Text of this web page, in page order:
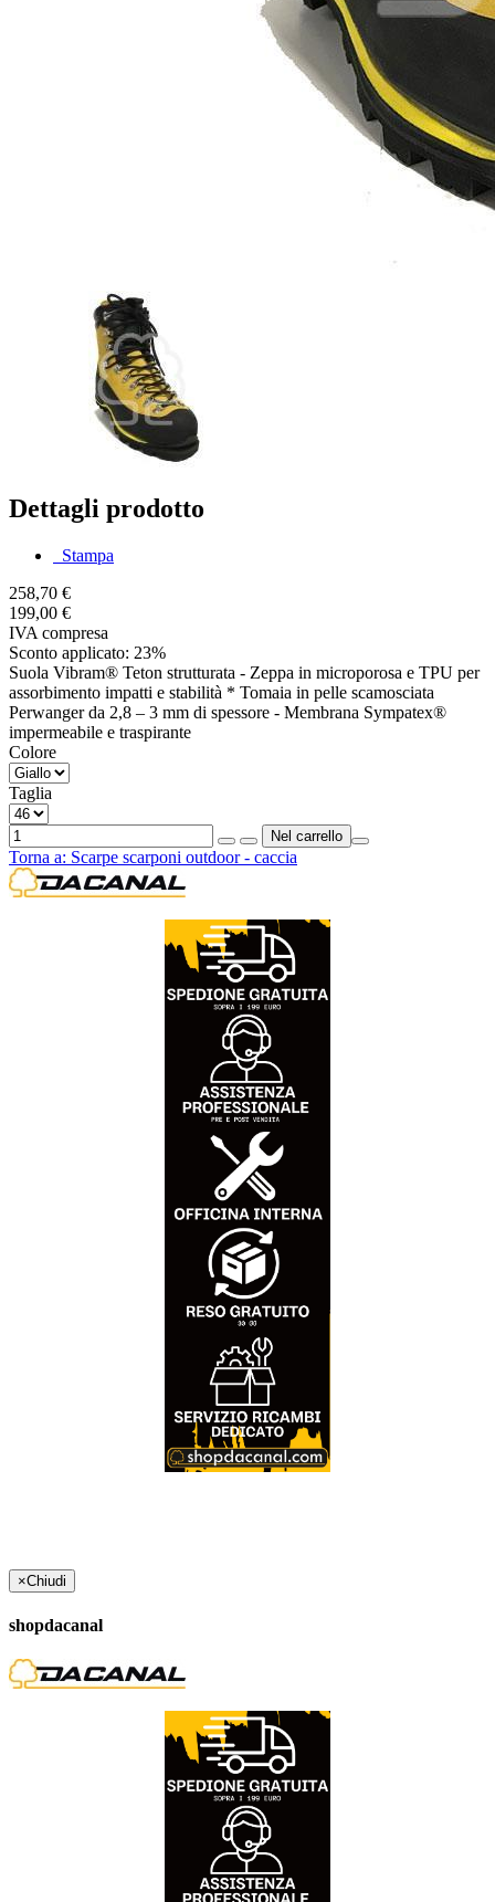
Dettagli prodotto
Stampa
258,70 €
199,00 €
IVA compresa
Sconto applicato: 23%
Suola Vibram® Teton strutturata - Zeppa in microporosa e TPU per
assorbimento impatti e stabilità * Tomaia in pelle scamosciata
Perwanger da 2,8 – 3 mm di spessore - Membrana Sympatex®
impermeabile e traspirante
Colore
Taglia
Torna a: Scarpe scarponi outdoor - caccia
×Chiudi
shopdacanal